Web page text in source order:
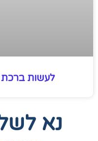
לעשות ברכת
נא